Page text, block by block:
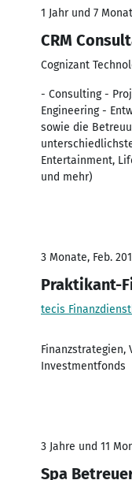
1 Jahr und 7
CRM
Cognizant
- Consulting -
Engineering -
sowie die
Entertainment,
und mehr)
3 Monate, Feb.
Praktikant-
tecis
Finanzstrategien,
Investmentfonds
3 Jahre und 11
Spa